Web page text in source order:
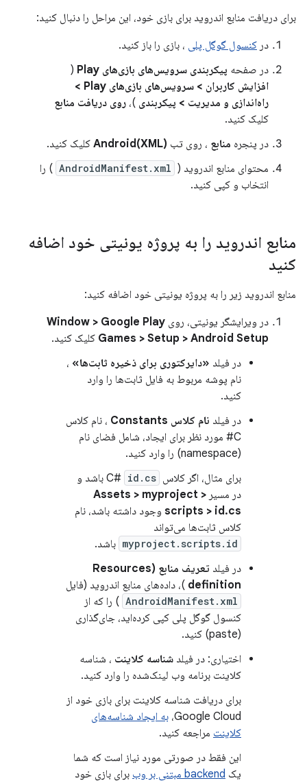
برای دریافت منابع اندروید برای بازی خود، این مراحل را دنبال کنید:
در کنسول گوگل پلی ، بازی را باز کنید.
در صفحه پیکربندی سرویس‌های بازی‌های Play
(
افزایش کاربران > سرویس‌های بازی‌های Play
>
راه‌اندازی و مدیریت > پیکربندی )، روی دریافت منابع
کلیک کنید.
در پنجره منابع ، روی تب Android(XML) کلیک کنید.
محتوای منابع اندروید ( AndroidManifest.xml ) را
انتخاب و کپی کنید.
منابع اندروید را به پروژه یونیتی خود اضافه
کنید
منابع اندروید زیر را به پروژه یونیتی خود اضافه کنید:
در ویرایشگر یونیتی، روی Window > Google Play
Games > Setup > Android Setup کلیک کنید.
در فیلد «دایرکتوری برای ذخیره ثابت‌ها» ،
نام پوشه مربوط به فایل ثابت‌ها را وارد
کنید.
در فیلد نام کلاس Constants
، نام کلاس
C# مورد نظر برای ایجاد، شامل فضای نام
(namespace) را وارد کنید.
برای مثال، اگر کلاس C# id.cs
باشد و
در مسیر Assets > myproject >
scripts > id.cs وجود داشته باشد، نام
کلاس ثابت‌ها می‌تواند
myproject.scripts.id باشد.
در فیلد
تعریف منابع (Resources
definition )، داده‌های منابع اندروید (فایل
AndroidManifest.xml ) را که از
کنسول گوگل پلی کپی کرده‌اید، جای‌گذاری
(paste) کنید.
اختیاری: در فیلد شناسه کلاینت ، شناسه
کلاینت برنامه وب لینک‌شده را وارد کنید.
برای دریافت شناسه کلاینت برای بازی خود از
Google Cloud، به ایجاد شناسه‌های
کلاینت مراجعه کنید.
این فقط در صورتی مورد نیاز است که شما
یک backend مبتنی بر وب
برای بازی خود